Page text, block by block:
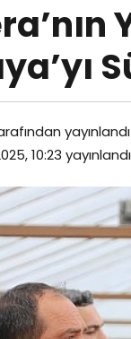
yayınlandı
10:23 yayınlandı